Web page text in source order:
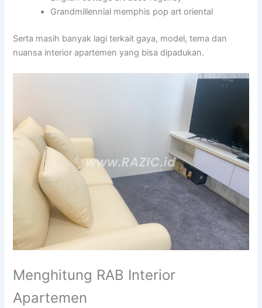
Grandmillennial memphis pop art oriental
Serta masih banyak lagi terkait gaya, model, tema dan
nuansa interior apartemen yang bisa dipadukan.
Menghitung RAB Interior
Apartemen